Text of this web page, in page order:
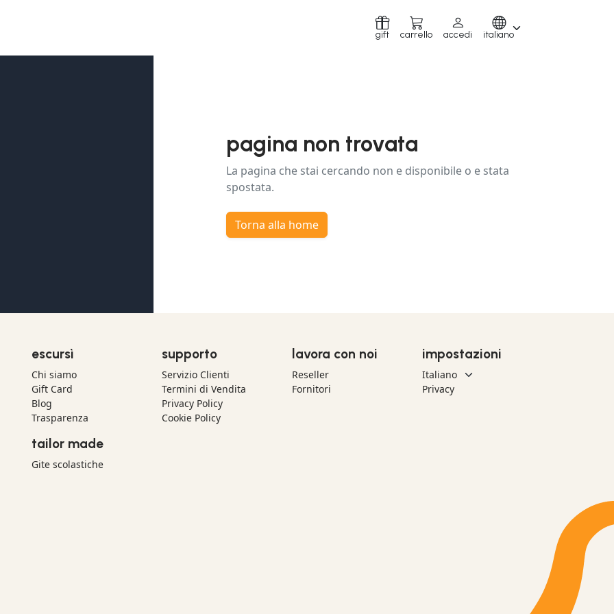
gift carrello accedi italiano
pagina non trovata
La pagina che stai cercando non e disponibile o e stata
spostata.
Torna alla home
escursì
Chi siamo
Gift Card
Blog
Trasparenza
tailor made
Gite scolastiche
supporto
Servizio Clienti
Termini di Vendita
Privacy Policy
Cookie Policy
lavora con noi
Reseller
Fornitori
impostazioni
Privacy